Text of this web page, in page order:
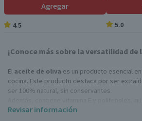
Agregar
4.5 5.0
¡Conoce más sobre la versatilidad
El aceite de oliva es un producto esencial
cocina. Este producto destaca por ser
ser 100% natural, sin conservantes.
para la salud. También cuenta con grasas
Revisar información